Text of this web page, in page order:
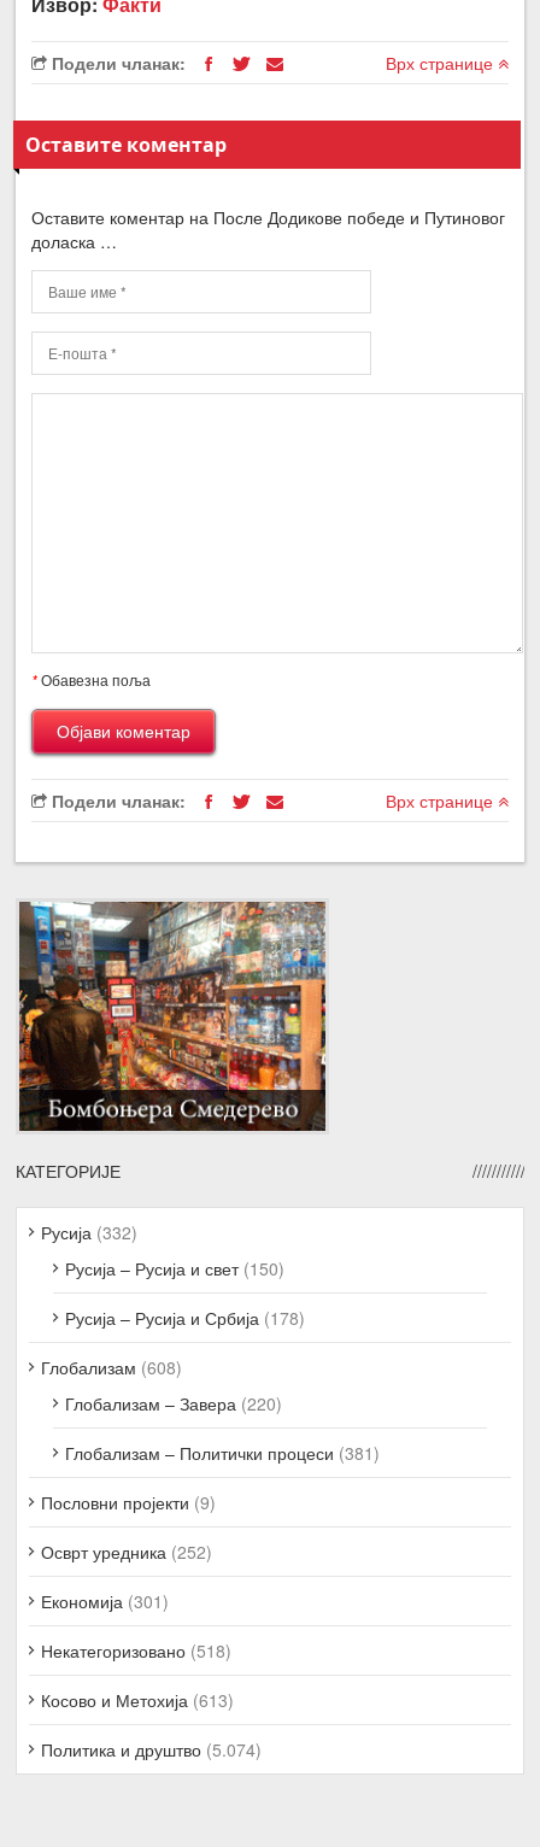
Подели чланак: Врх странице
Оставите коментар
Оставите коментар на После Додикове победе и Путиновог
доласка …
*Обавезна поља
Подели чланак: Врх странице
КАТЕГОРИЈЕ
Русија (332)
Русија – Русија и свет(150)
Русија – Русија и Србија (178)
Глобализам (608)
Глобализам – Завера (220)
Глобализам – Политички процеси (381)
Пословни пројекти (9)
Осврт уредника (252)
Економија (301)
Некатегоризовано (518)
Косово и Метохија (613)
Политика и друштво (5.074)